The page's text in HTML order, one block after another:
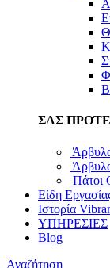
ΣΑΣ
Πάτοι
Είδη
Ιστορία
ΥΠΗΡΕΣΙΕΣ
Blog
Αναζήτηση